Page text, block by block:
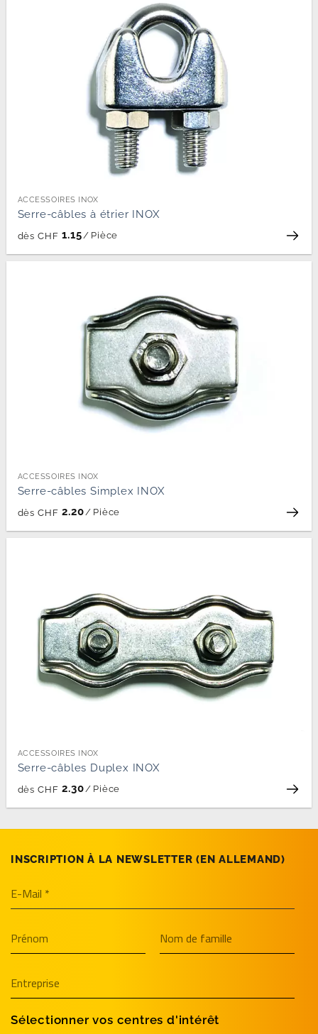
ACCESSOIRES INOX
Serre-câbles à étrier INOX
dès CHF 1.15 / Pièce
ACCESSOIRES INOX
Serre-câbles Simplex INOX
dès CHF 2.20 / Pièce
ACCESSOIRES INOX
Serre-câbles Duplex INOX
dès CHF 2.30 / Pièce
INSCRIPTION À LA NEWSLETTER (EN­ ALLEMAND)
Sélectionner vos centres d'intérêt